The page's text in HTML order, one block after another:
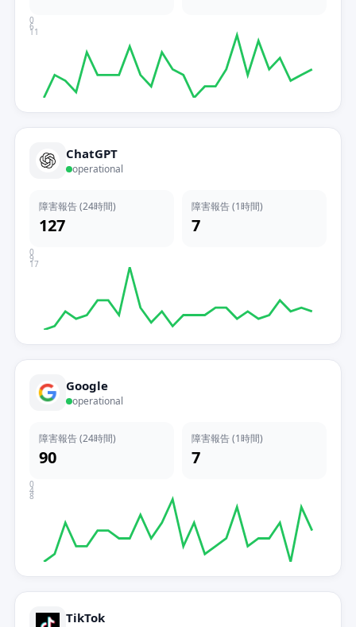
11
6
0
ChatGPT
operational
障害報告 (24時間)
127
障害報告 (1時間)
7
17
9
0
Google
operational
障害報告 (24時間)
90
障害報告 (1時間)
7
8
4
0
TikTok